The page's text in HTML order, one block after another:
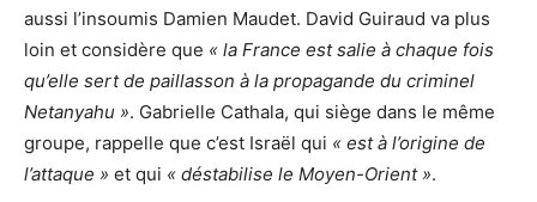
aussi l’insoumis Damien Maudet. David Guiraud va plus
loin et considère que « la France est salie à chaque fois
qu’elle sert de paillasson à la propagande du criminel
Netanyahu ». Gabrielle Cathala, qui siège dans le même
groupe, rappelle que c’est Israël qui « est à l’origine de
l’attaque » et qui « déstabilise le Moyen-Orient ».